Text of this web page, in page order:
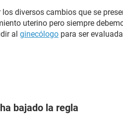
diversos cambios que se
uterino pero siempre
al ginecólogo para ser
bajado la regla